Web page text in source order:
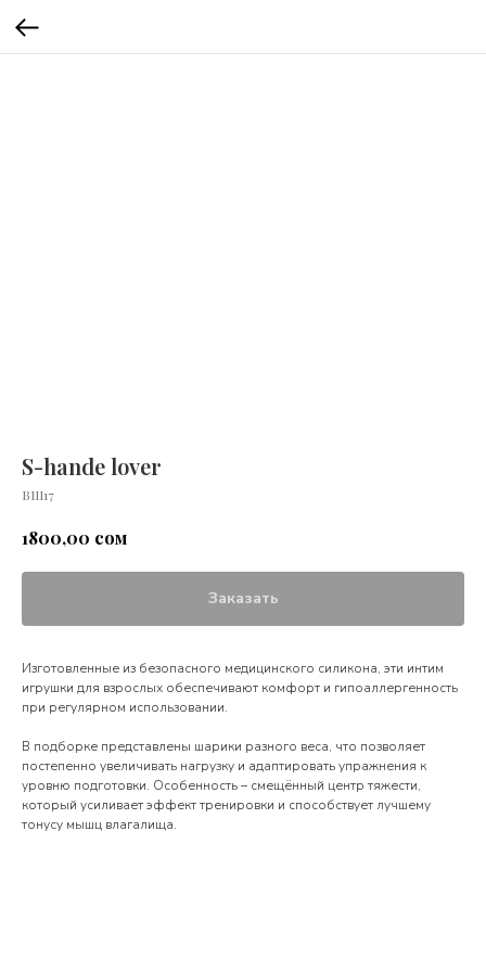
S-hande lover
ВШ17
1800,00 сом
Заказать
Изготовленные из безопасного медицинского силикона, эти интим
игрушки для взрослых обеспечивают комфорт и гипоаллергенность
при регулярном использовании.
В подборке представлены шарики разного веса, что позволяет
постепенно увеличивать нагрузку и адаптировать упражнения к
уровню подготовки. Особенность – смещённый центр тяжести,
который усиливает эффект тренировки и способствует лучшему
тонусу мышц влагалища.